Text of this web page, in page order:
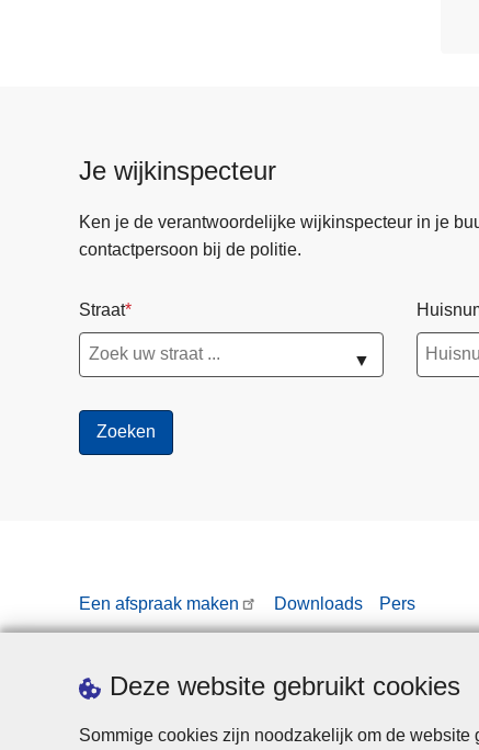
Deze website gebruikt cookies
Sommige cookies zijn noodzakelijk om de
Je wijkinspecteur
Ken je de verantwoordelijke wijkinspecteur in je
contactpersoon bij de politie.
Straat
▼
Een afspraak maken Downloads Pers